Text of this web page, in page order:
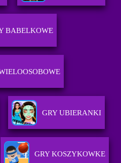
BABELKOWE
GRY UBIERANKI
GRY KOSZYKOWKE